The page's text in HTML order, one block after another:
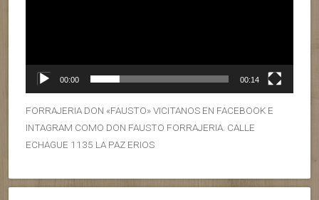
00:00 00:14
FORRAJERIA DON «FAUSTO» VICITANOS EN FACEBOOK E
INTAGRAM COMO DON FAUSTO FORRAJERIA. CALLE
ECHAGUE 1135 LA PAZ ERIOS